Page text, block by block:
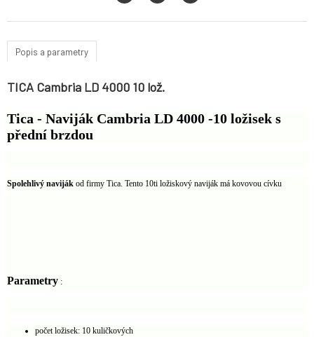
Popis a parametry
TICA Cambria LD 4000 10 lož.
Tica - Naviják Cambria LD 4000 -10 ložisek s
přední brzdou
Spolehlivý naviják od firmy Tica. Tento 10ti ložiskový naviják má kovovou cívku
Parametry :
počet ložisek: 10 kuličkových